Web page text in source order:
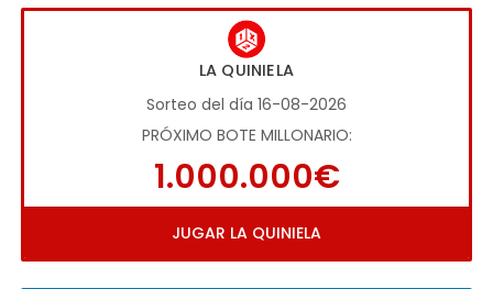
LA QUINIELA
Sorteo del día 16-08-2026
PRÓXIMO BOTE MILLONARIO:
1.000.000€
JUGAR LA QUINIELA